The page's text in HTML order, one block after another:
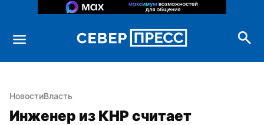
НовостиВласть
Инженер из КНР считает